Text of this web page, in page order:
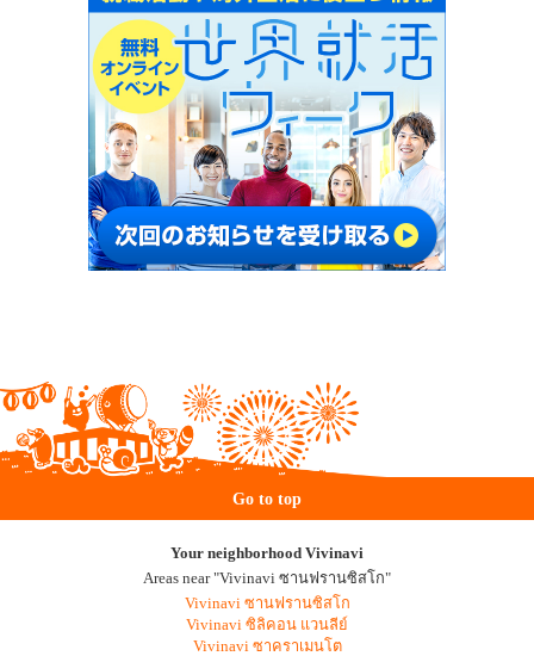
Go to top
Your neighborhood Vivinavi
Areas near "Vivinavi ซานฟรานซิสโก"
Vivinavi ซานฟรานซิสโก
Vivinavi ซิลิคอน แวนลีย์
Vivinavi ซาคราเมนโต